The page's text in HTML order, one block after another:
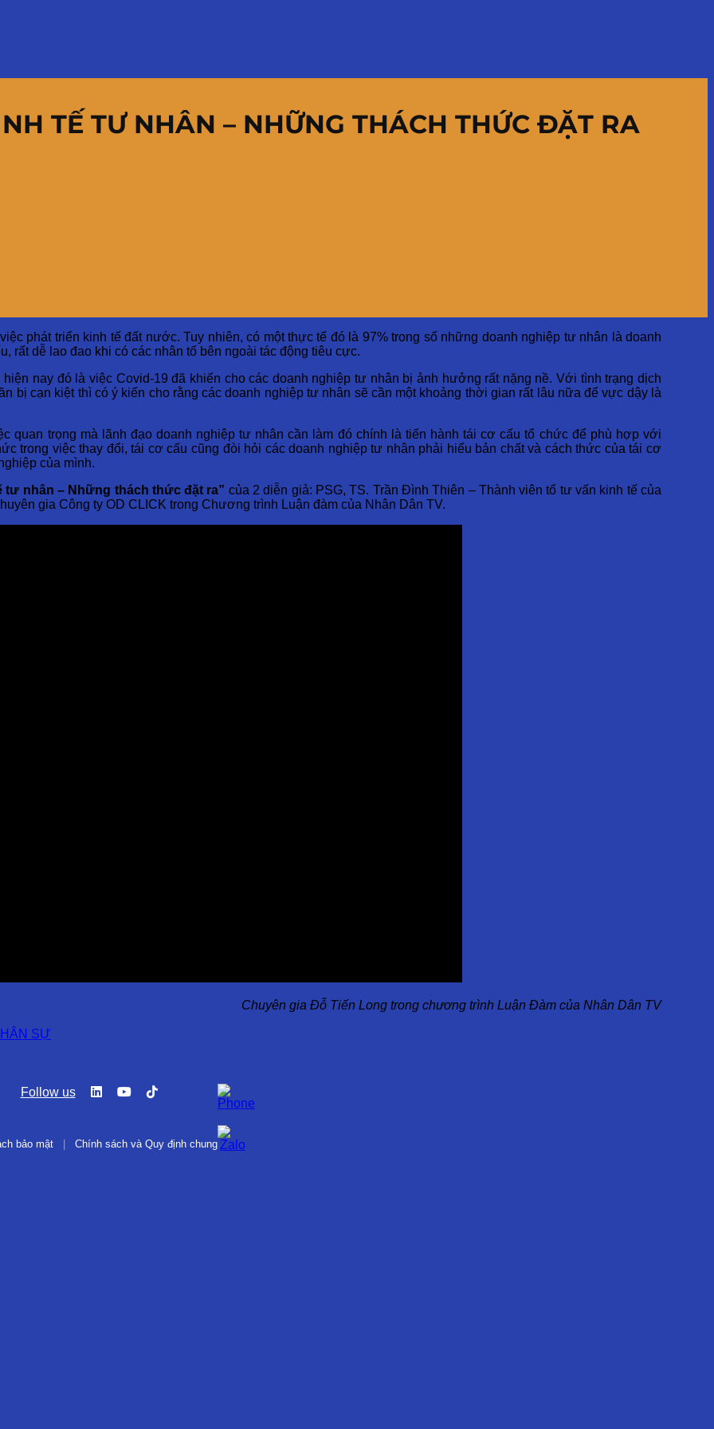
TẾ TƯ NHÂN – NHỮNG THÁCH THỨC ĐẶT RA
phát triển kinh tế đất nước. Tuy nhiên, có một thực tế đó là 97% trong số những doanh nghiệp tư nhân là doanh
rất dễ lao đao khi có các nhân tố bên ngoài tác động tiêu cực.
nay đó là việc Covid-19 đã khiến cho các doanh nghiệp tư nhân bị ảnh hưởng rất nặng nề. Với tình trạng dịch
bị cạn kiệt thì có ý kiến cho rằng các doanh nghiệp tư nhân sẽ cần một khoảng thời gian rất lâu nữa để vực dậy là
quan trọng mà lãnh đạo doanh nghiệp tư nhân cần làm đó chính là tiến hành tái cơ cấu tổ chức để phù hợp với
trong việc thay đổi, tái cơ cấu cũng đòi hỏi các doanh nghiệp tư nhân phải hiểu bản chất và cách thức của tái cơ
của mình.
tư nhân – Những thách thức đặt ra” của 2 diễn giả: PSG, TS. Trần Đình Thiên – Thành viên tổ tư vấn kinh tế của
gia Công ty OD CLICK trong Chương trình Luận đàm của Nhân Dân TV.
Chuyên gia Đỗ Tiến Long trong chương trình Luận Đàm của Nhân Dân TV
SỰ
Follow us
bảo mật Chính sách và Quy định chung